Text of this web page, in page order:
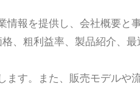
報を提供し、会社概要と
、粗利益率、製品紹介、最
す。また、販売モデルや